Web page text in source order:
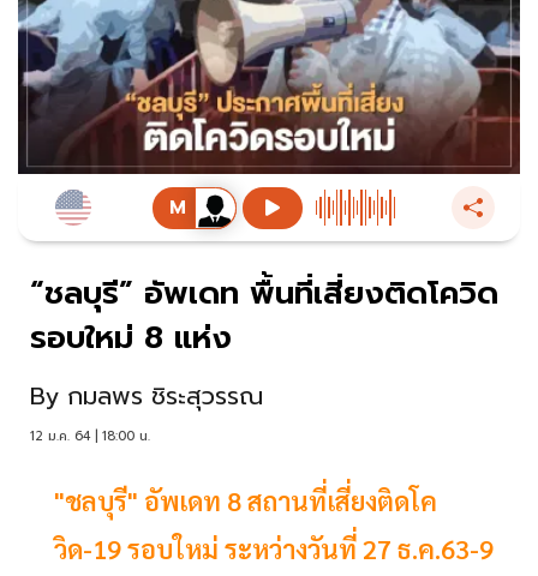
“ชลบุรี” อัพเดท พื้นที่เสี่ยงติดโควิด
รอบใหม่ 8 แห่ง
By กมลพร ชิระสุวรรณ
12 ม.ค. 64 | 18:00 น.
"ชลบุรี" อัพเดท 8 สถานที่เสี่ยงติดโค
วิด-19 รอบใหม่ ระหว่างวันที่ 27 ธ.ค.63-9